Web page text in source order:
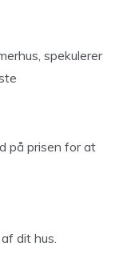
spekulerer
på prisen for at
dit hus.